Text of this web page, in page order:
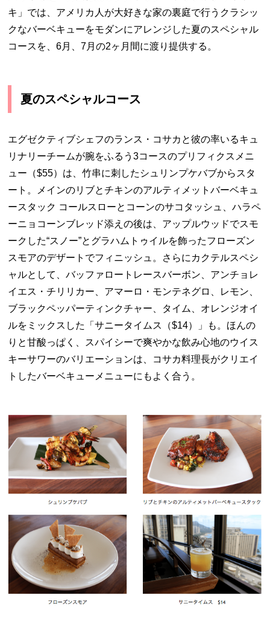
キ」では、アメリカ人が大好きな家の裏庭で行うクラシッ
クなバーベキューをモダンにアレンジした夏のスペシャル
コースを、6月、7月の2ヶ月間に渡り提供する。
夏のスペシャルコース
エグゼクティブシェフのランス・コサカと彼の率いるキュ
リナリーチームが腕をふるう3コースのプリフィクスメニ
ュー（$55）は、竹串に刺したシュリンプケバブからスタ
ート。メインのリブとチキンのアルティメットバーベキュ
ースタック コールスローとコーンのサコタッシュ、ハラペ
ーニョコーンブレッド添えの後は、アップルウッドでスモ
ークした“スノー”とグラハムトゥイルを飾ったフローズン
スモアのデザートでフィニッシュ。さらにカクテルスペシ
ャルとして、バッファロートレースバーボン、アンチョレ
イエス・チリリカー、アマーロ・モンテネグロ、レモン、
ブラックペッパーティンクチャー、タイム、オレンジオイ
ルをミックスした「サニータイムス（$14）」も。ほんの
りと甘酸っぱく、スパイシーで爽やかな飲み心地のウイス
キーサワーのバリエーションは、コサカ料理長がクリエイ
トしたバーベキューメニューにもよく合う。